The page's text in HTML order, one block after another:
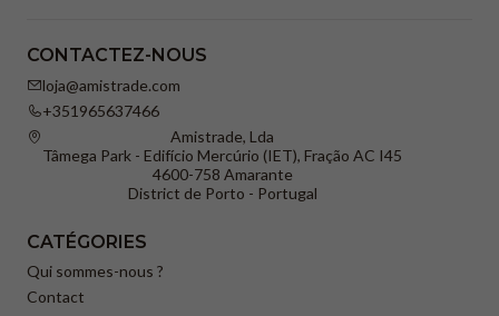
CONTACTEZ-NOUS
loja@amistrade.com
+351965637466
Amistrade, Lda
Tâmega Park - Edifício Mercúrio (IET), Fração AC I45
4600-758 Amarante
District de Porto - Portugal
CATÉGORIES
Qui sommes-nous ?
Contact